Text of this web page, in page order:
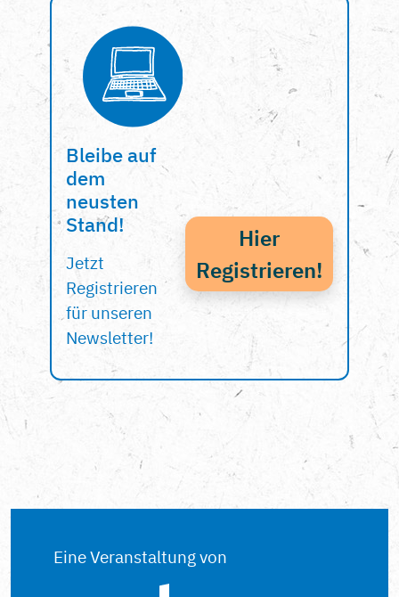
Bleibe auf
dem
neusten
Stand!
Jetzt
Registrieren
für unseren
Newsletter!
Hier
Registrieren!
Eine Veranstaltung von